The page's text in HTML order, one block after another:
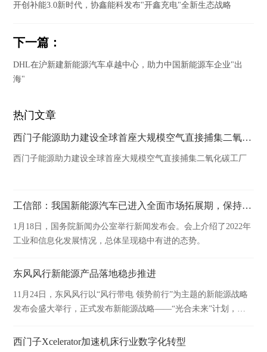
开创补能3.0新时代，协鑫能科发布"开鑫充电"全新生态战略
下一篇：
DHL在沪新建新能源汽车卓越中心，助力中国新能源车企业"出
海"
热门文章
西门子能源助力建设全球首座大规模空气直接捕集二氧化碳工厂
西门子能源助力建设全球首座大规模空气直接捕集二氧化碳工厂
工信部：我国新能源汽车已进入全面市场拓展期，保持快速增长态势
1月18日，国务院新闻办公室举行新闻发布会。会上介绍了2022年
工业和信息化发展情况，总体呈现稳中有进的态势。
东风风行新能源产品落地稳步推进
11月24日，东风风行以“风行带电 领势前行”为主题的新能源战略
发布会盛大举行，正式发布新能源战略——“光合未来”计划，并
车两款重磅车型。以领先技术积累为依托，东风风行新能源产品
西门子Xcelerator加速机床行业数字化转型